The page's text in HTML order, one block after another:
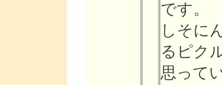
です。
しそに
るピク
思って